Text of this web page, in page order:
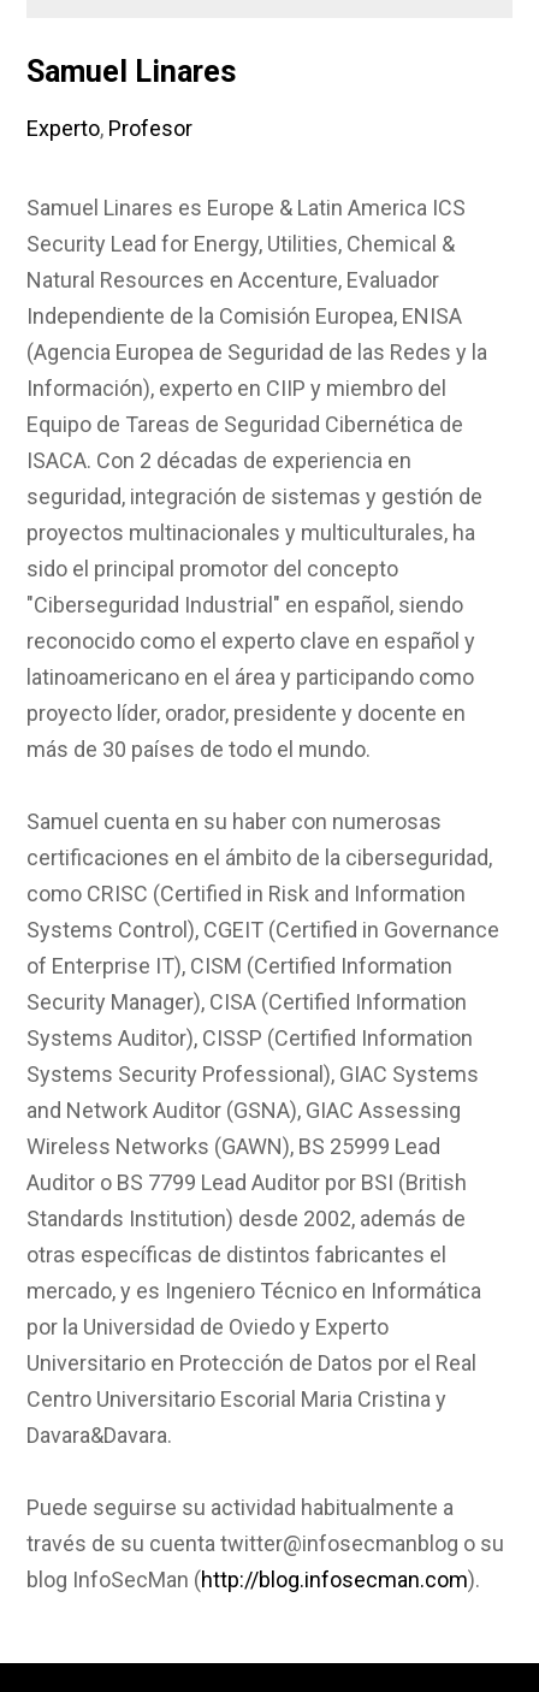
Samuel Linares
Experto, Profesor
Samuel Linares es Europe & Latin America ICS
Security Lead for Energy, Utilities, Chemical &
Natural Resources en Accenture, Evaluador
Independiente de la Comisión Europea, ENISA
(Agencia Europea de Seguridad de las Redes y la
Información), experto en CIIP y miembro del
Equipo de Tareas de Seguridad Cibernética de
ISACA. Con 2 décadas de experiencia en
seguridad, integración de sistemas y gestión de
proyectos multinacionales y multiculturales, ha
sido el principal promotor del concepto
"Ciberseguridad Industrial" en español, siendo
reconocido como el experto clave en español y
latinoamericano en el área y participando como
proyecto líder, orador, presidente y docente en
más de 30 países de todo el mundo.
Samuel cuenta en su haber con numerosas
certificaciones en el ámbito de la ciberseguridad,
como CRISC (Certified in Risk and Information
Systems Control), CGEIT (Certified in Governance
of Enterprise IT), CISM (Certified Information
Security Manager), CISA (Certified Information
Systems Auditor), CISSP (Certified Information
Systems Security Professional), GIAC Systems
and Network Auditor (GSNA), GIAC Assessing
Wireless Networks (GAWN), BS 25999 Lead
Auditor o BS 7799 Lead Auditor por BSI (British
Standards Institution) desde 2002, además de
otras específicas de distintos fabricantes el
mercado, y es Ingeniero Técnico en Informática
por la Universidad de Oviedo y Experto
Universitario en Protección de Datos por el Real
Centro Universitario Escorial Maria Cristina y
Davara&Davara.
Puede seguirse su actividad habitualmente a
través de su cuenta twitter@infosecmanblog o su
blog InfoSecMan (http://blog.infosecman.com).